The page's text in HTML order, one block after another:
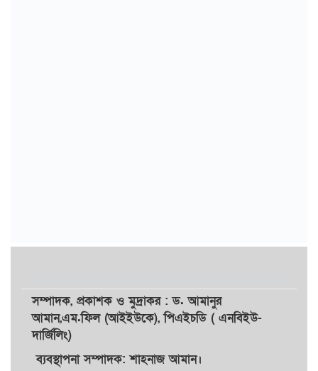
সম্পাদক, প্রকাশকওমুদ্রাকর: ড. আমানুর
আমান,এম.ফিল (আইইউকে), পিএইচডি ( এনবিইউ-
দার্জিলিং)
ব্যবস্থাপনা সম্পাদক: শাহনাজ আমান।